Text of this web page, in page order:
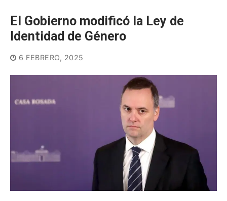
El Gobierno modificó la Ley de
Identidad de Género
6 FEBRERO, 2025